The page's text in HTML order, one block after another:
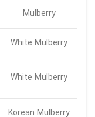
Mulberry
White Mulberry
White Mulberry
Korean Mulberry